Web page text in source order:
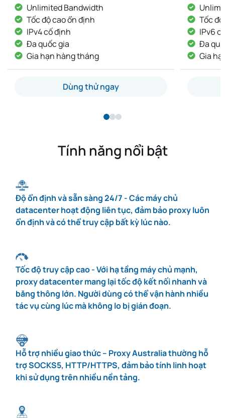
Unlimited Bandwidth
Tốc độ cao ổn định
IPv6 cố định
Đa quốc gia
Gia hạn hàng tháng
Dùng thử ngay
Tốc
IP
IP cố
Giao
Tính năng nổi bật
Độ ổn định và sẵn sàng 24/7 - Các máy chủ
datacenter hoạt động liên tục, đảm bảo proxy luôn
ổn định và có thể truy cập bất kỳ lúc nào.
Tốc độ truy cập cao - Với hạ tầng máy chủ mạnh,
proxy datacenter mang lại tốc độ kết nối nhanh và
băng thông lớn. Người dùng có thể vận hành nhiều
tác vụ cùng lúc mà không lo bị gián đoạn.
Hỗ trợ nhiều giao thức – Proxy Australia thường hỗ
trợ SOCKS5, HTTP/HTTPS, đảm bảo tính linh hoạt
khi sử dụng trên nhiều nền tảng.